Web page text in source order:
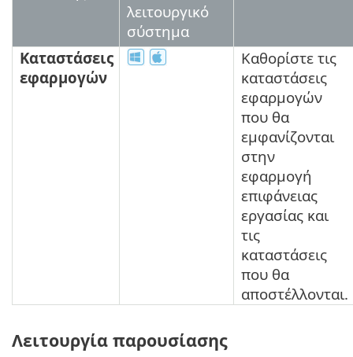
λειτουργικό
σύστημα
Καταστάσεις
εφαρμογών
Καθορίστε τις
καταστάσεις
εφαρμογών
που θα
εμφανίζονται
στην
εφαρμογή
επιφάνειας
εργασίας και
τις
καταστάσεις
που θα
αποστέλλονται.
Λειτουργία παρουσίασης